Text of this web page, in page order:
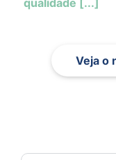
Veja o